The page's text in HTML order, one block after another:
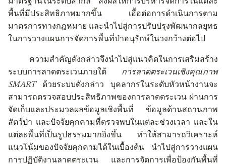
พื้นที่มีประสิทธิภาพมากขึ้น
เอื้อต่อการดำเนินการตาม
มาตรการทางกฎหมาย และนำไปสู่การปรับปรุงพัฒนากลยุทธ
ในการวางแผนการจัดการพื้นที่ป่าอนุรักษ์ในวงกว้างต่อไป
ความสำคัญดังกล่าวจึงนำไปสู่แนวคิดในการเสริมสร้าง
ระบบการลาดตระเวนภายใต้
การลาดตระเวนเชิงคุณภาพ
SMART
ด้วยระบบดังกล่าว
บุคลากรในระดับหัวหน้างานจะ
สามารถตรวจสอบประสิทธิภาพของการลาดตระเวน ผ่านการ
จัดเก็บและประมวลผลข้อมูลเชิงพื้นที่
ข้อมูลด้านสถานภาพ
สัตว์ป่า และปัจจัยคุกคามที่ตรวจพบในแต่ละช่วงเวลา และใน
แต่ละพื้นที่เป็นรูปธรรมมากยิ่งขึ้น
ทำให้สามารถวิเคราะห์
แนวโน้มของปัจจัยคุกคามได้ในเบื้องต้น
นำไปสู่การวางแผน
การปฏิบัติงานลาดตระเวน
และการจัดการเพื่อป้องกันพื้นที่